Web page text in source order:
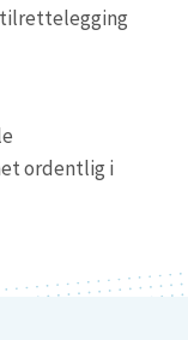
tilrettelegging
ordentlig i